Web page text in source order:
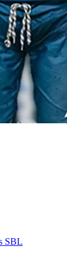
SBL